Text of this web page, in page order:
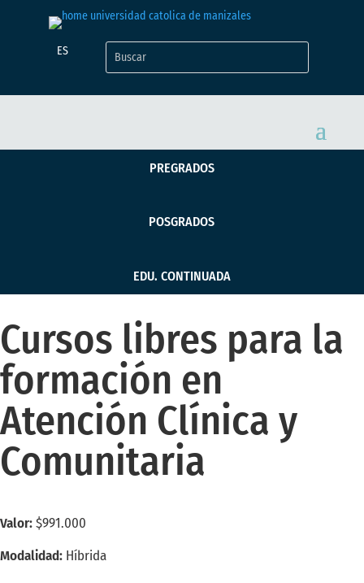
ES
PREGRADOS
POSGRADOS
EDU. CONTINUADA
Cursos libres para la
formación en
Atención Clínica y
Comunitaria
Valor:$991.000
Modalidad: Híbrida